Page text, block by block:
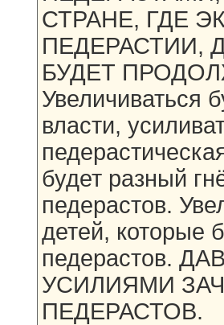
СТРАНЕ, ГДЕ
ПЕДЕРАСТИИ,
БУДЕТ
Увеличиваться
власти,
будет разный
педерастов.
детей, которые
педерастов.
УСИЛИЯМИ
ПЕДЕРАСТОВ.